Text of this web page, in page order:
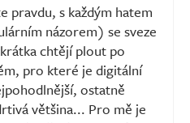
pravdu, s každým hatem
názorem) se sveze
chtějí plout po
pro které je digitální
ostatně
většina... Pro mě je